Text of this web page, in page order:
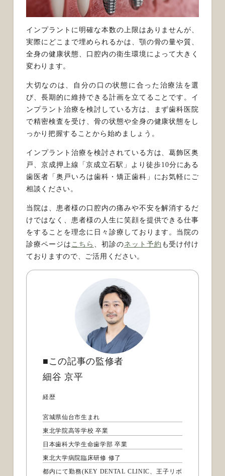
インプラントに明確な本数の上限はありませんが、
実際にどこまで埋められるかは、顎の骨の量や質、
全身の健康状態、口腔内の衛生環境によって大きく
変わります。
大切なのは、自分の口の状態に合った治療法を選
び、長期的に維持できる計画を立てることです。イ
ンプラント治療を検討している方は、まず歯科医院
で精密検査を受け、骨の状態や全身の健康状態をし
っかり把握することから始めましょう。
インプラント治療を検討されている方は、葛飾区奥
戸、京成押上線「京成立石駅」より徒歩10分にある
歯医者「奥戸いろは歯科・矯正歯科」にお気軽にご
相談ください。
当院は、患者様の口腔内の痛みや不安を解消するだ
けではなく、患者様の人生に笑顔を提供できる仕事
をすることを理念に日々診療しております。当院の
診療ページは こちら 、初診のネット予約 も受け付け
ておりますので、ご活用ください。
■この記事の監修者
細谷 京平
経歴
宮城県仙台市生まれ
東北学院高等学校 卒業
日本歯科大学生命歯学部 卒業
東北大学病院臨床研修 修了
都内にて勤務(KEY DENTAL CLINIC、王子リボ